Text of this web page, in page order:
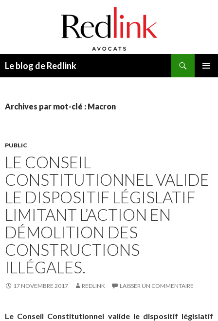
Le blog de Redlink
Archives par mot-clé : Macron
PUBLIC
LE CONSEIL
CONSTITUTIONNEL VALIDE
LE DISPOSITIF LÉGISLATIF
LIMITANT L’ACTION EN
DÉMOLITION DES
CONSTRUCTIONS
ILLÉGALES.
17 NOVEMBRE 2017 REDLINK LAISSER UN COMMENTAIRE
Le Conseil Constitutionnel valide le dispositif législatif